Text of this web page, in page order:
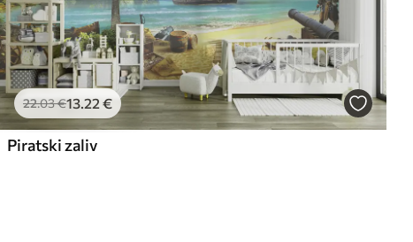
22.03€13.22 €
Piratski zaliv